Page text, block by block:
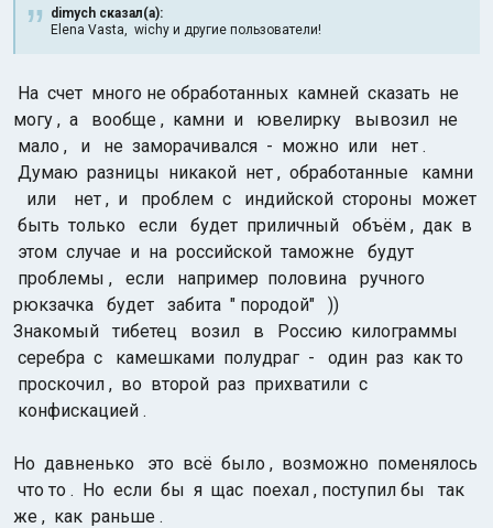
dimych сказал(а):
Elena Vasta, wichy и другие пользователи!
На счет много не обработанных камней сказать не
могу , а вообще , камни и ювелирку вывозил не
мало , и не заморачивался - можно или нет .
Думаю разницы никакой нет , обработанные камни
или нет , и проблем с индийской стороны может
быть только если будет приличный объём , дак в
этом случае и на российской таможне будут
проблемы , если например половина ручного
рюкзачка будет забита " породой" ))
Знакомый тибетец возил в Россию килограммы
серебра с камешками полудраг - один раз как то
проскочил , во второй раз прихватили с
конфискацией .
Но давненько это всё было , возможно поменялось
что то . Но если бы я щас поехал , поступил бы так
же , как раньше .